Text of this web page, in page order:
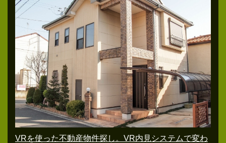
VRを使った不動産物件探し。VR内見システムで変わ